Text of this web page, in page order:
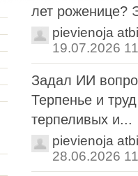
лет роженице?
pievienoja
19.07.2026
Задал ИИ
Терпенье и
терпеливых и...
pievienoja
28.06.2026